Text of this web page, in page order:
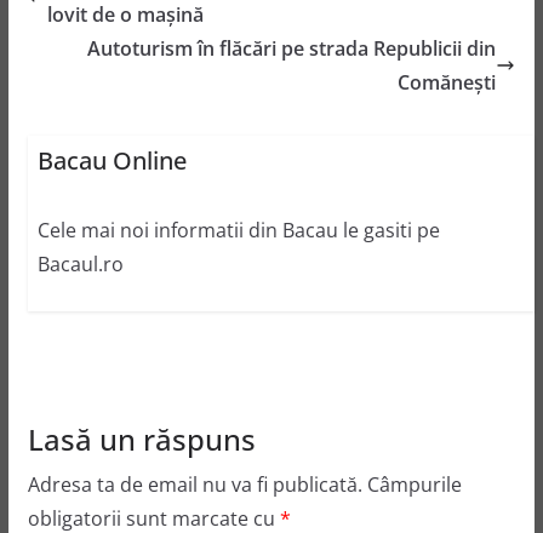
lovit de o mașină
Autoturism în flăcări pe strada Republicii din
Comănești
Bacau Online
Cele mai noi informatii din Bacau le gasiti pe
Bacaul.ro
Lasă un răspuns
Adresa ta de email nu va fi publicată. Câmpurile
obligatorii sunt marcate cu *